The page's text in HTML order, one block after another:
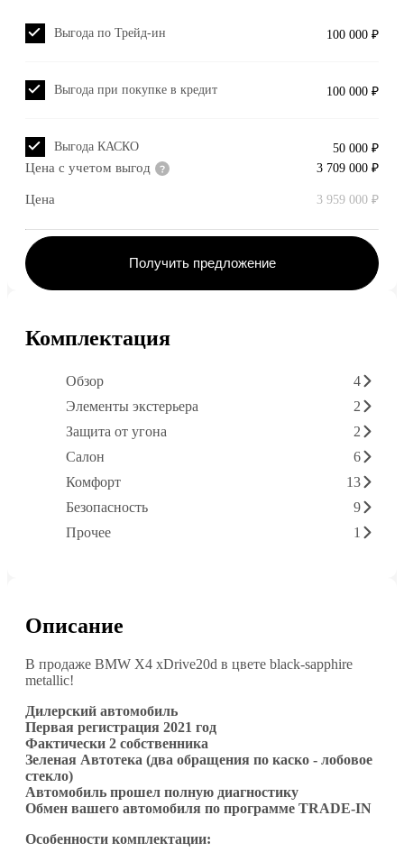
100 000 ₽
Выгода по Трейд-ин
100 000 ₽
Выгода при покупке в кредит
50 000 ₽
Выгода КАСКО
Цена с учетом выгод 3 709 000 ₽
Цена 3 959 000 ₽
Получить предложение
Комплектация
Обзор
4
Элементы экстерьера
2
Защита от угона
2
Салон
6
Комфорт
13
Безопасность
9
Прочее
1
Описание
В продаже BMW X4 xDrive20d в цвете black-sapphire
metallic!
Дилерский автомобиль
Первая регистрация 2021 год
Фактически 2 собственника
Зеленая Автотека (два обращения по каско - лобовое
стекло)
Автомобиль прошел полную диагностику
Обмен вашего автомобиля по программе TRADE-IN
Особенности комплектации: